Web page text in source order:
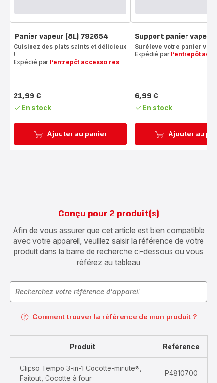
Ajouter au panier
Panier vapeur (8L) 792654
Cuisinez des plats saints et délicieux
!
Expédié par l’entrepôt accessoires
Prix
21,99 €
En stock
Ajouter au
Support panier vapeur
Suréleve votre panier
Expédié par l’entrepôt
Prix
6,99 €
En stock
Conçu pour 2 produit(s)
Afin de vous assurer que cet article est bien compatible
avec votre appareil, veuillez saisir la référence de votre
produit dans la barre de recherche ci-dessous ou vous
référez au tableau
Comment trouver la référence de mon produit ?
Produit Référence
Clipso Tempo 3-in-1 Cocotte-minute®,
Faitout, Cocotte à four
P4810700